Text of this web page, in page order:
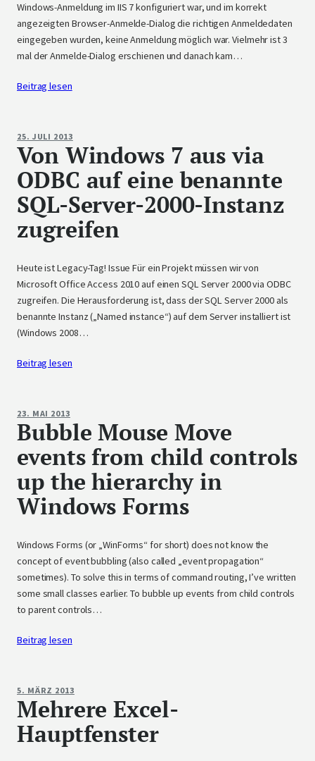
Windows-Anmeldung im IIS 7 konfiguriert war, und im korrekt
angezeigten Browser-Anmelde-Dialog die richtigen Anmeldedaten
eingegeben wurden, keine Anmeldung möglich war. Vielmehr ist 3
mal der Anmelde-Dialog erschienen und danach kam…
Beitrag lesen
25. JULI 2013
Von Windows 7 aus via
ODBC auf eine benannte
SQL-Server-2000-Instanz
zugreifen
Heute ist Legacy-Tag! Issue Für ein Projekt müssen wir von
Microsoft Office Access 2010 auf einen SQL Server 2000 via ODBC
zugreifen. Die Herausforderung ist, dass der SQL Server 2000 als
benannte Instanz („Named instance“) auf dem Server installiert ist
(Windows 2008…
Beitrag lesen
23. MAI 2013
Bubble Mouse Move
events from child controls
up the hierarchy in
Windows Forms
Windows Forms (or „WinForms“ for short) does not know the
concept of event bubbling (also called „event propagation“
sometimes). To solve this in terms of command routing, I’ve written
some small classes earlier. To bubble up events from child controls
to parent controls…
Beitrag lesen
5. MÄRZ 2013
Mehrere Excel-
Hauptfenster